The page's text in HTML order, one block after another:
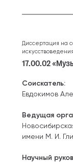
Диссертация на
17.00.02
Соискатель:
Евдокимов
Ведущая
имени М. И.
Научный